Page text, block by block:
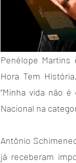
Penélope Martins
Hora Tem
“Minha vida não
Nacional na
Antônio
já receberam